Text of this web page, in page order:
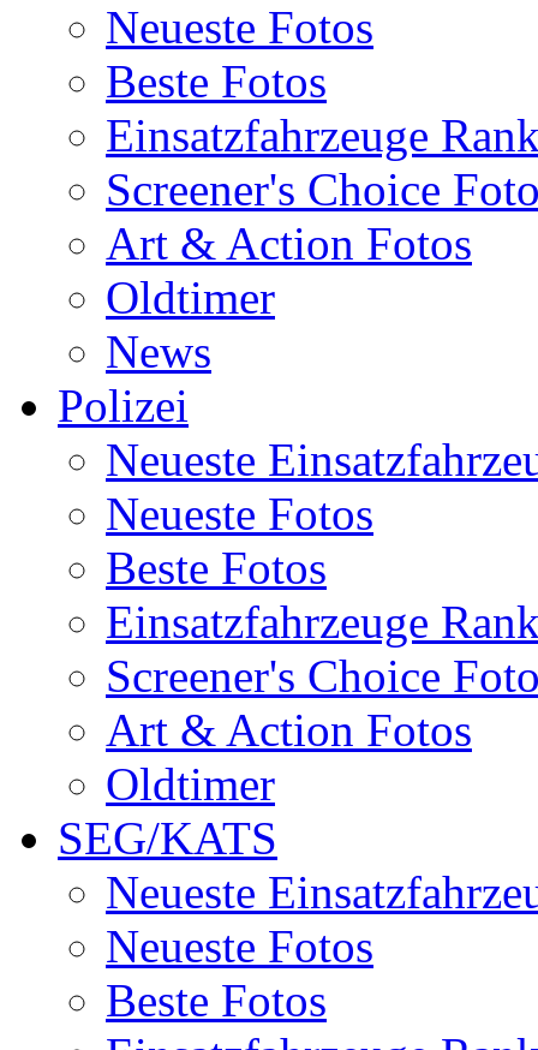
Neueste Fotos
Beste Fotos
Einsatzfahrzeuge
Screener's Choice
Art & Action Fotos
Oldtimer
News
Polizei
Neueste
Neueste Fotos
Beste Fotos
Einsatzfahrzeuge
Screener's Choice
Art & Action Fotos
Oldtimer
SEG/KATS
Neueste
Neueste Fotos
Beste Fotos